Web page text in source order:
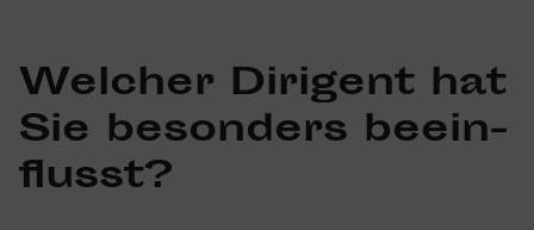
Welcher Diri­gent hat
Sie beson­ders beein­
flusst?